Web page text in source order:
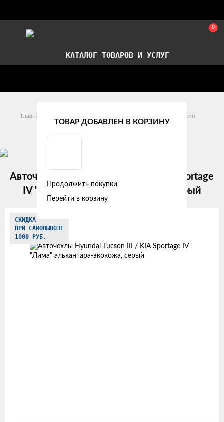
0
КАТАЛОГ ТОВАРОВ И УСЛУГ
Главная
Tucson
Hyundai Tucson III (2015 - 2018)
Авточехлы Hyundai Tucson III / KIA Sportage
IV "Лима" алькантара-экокожа, серый
Изображения
товаров
СКИДКА
ПРИ САМОВЫВОЗЕ
1000 РУБ.
ТОВАР ДОБАВЛЕН В КОРЗИНУ
Продолжить покупки
Перейти в корзину